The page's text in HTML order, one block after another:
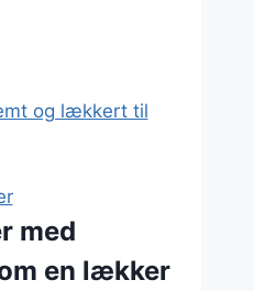
med
en lækker